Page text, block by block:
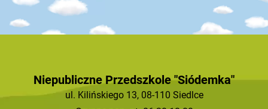
Niepubliczne Przedszkole "Siódemka"
ul. Kilińskiego 13, 08-110 Siedlce